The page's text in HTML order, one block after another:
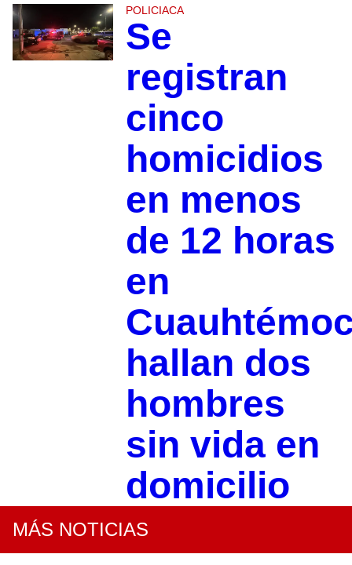
POLICIACA
Se
registran
cinco
homicidios
en menos
de 12 horas
en
hallan dos
hombres
sin vida en
domicilio
MÁS NOTICIAS